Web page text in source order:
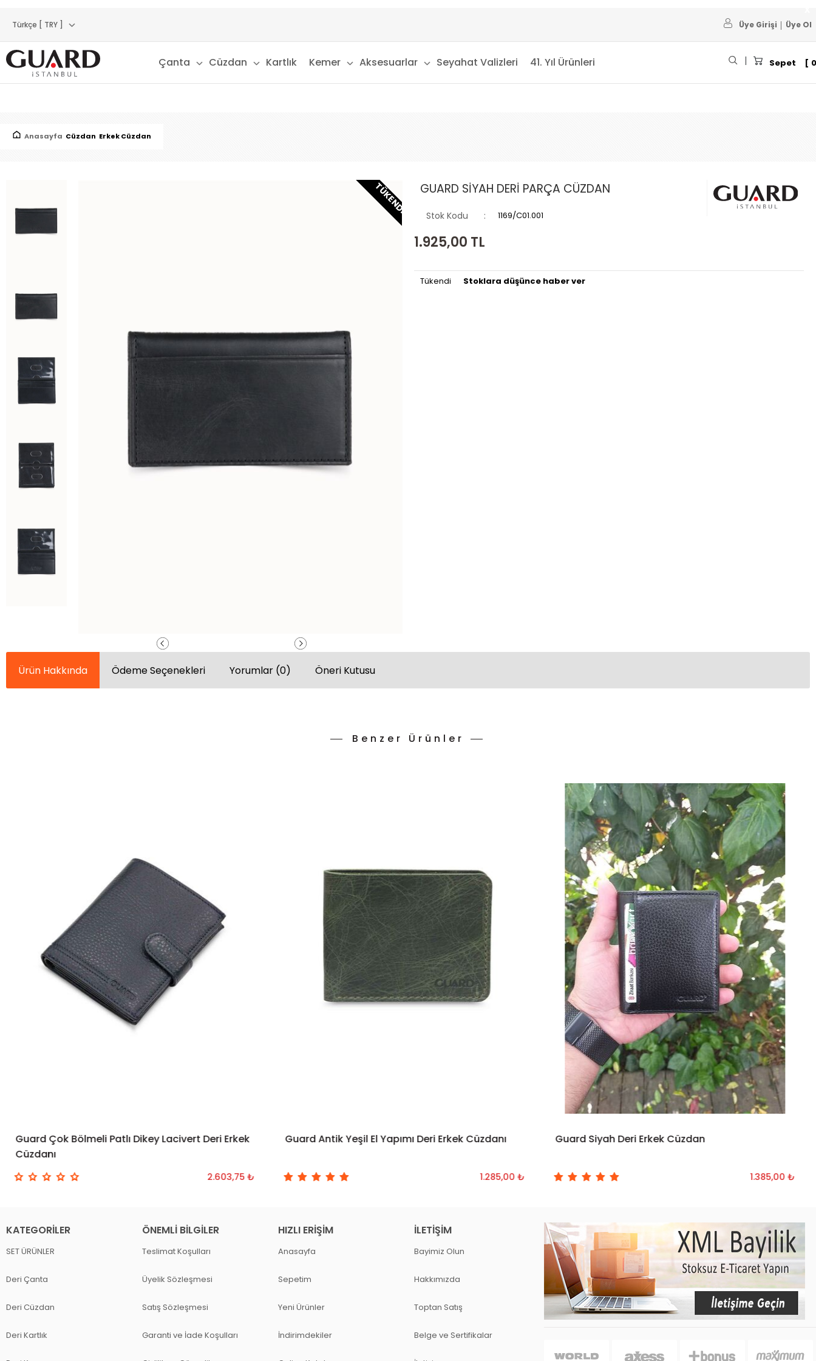
Türkçe [ TRY ] Üye Girişi Üye Ol
Çanta Cüzdan Kartlık Kemer Aksesuarlar Seyahat Valizleri 41. Yıl Ürünleri Sepet 0
Anasayfa Cüzdan Erkek Cüzdan
TÜKENDI GUARD SİYAH DERİ PARÇA CÜZDAN
Stok Kodu 1169/C01.001
1.925,00 TL
Tükendi Stoklara düşünce haber ver
Ürün Hakkında Ödeme Seçenekleri Yorumlar (0) Öneri Kutusu
Benzer Ürünler
SEPETE EKLE
Guard Çok Bölmeli Patlı Dikey Lacivert Deri Erkek
Cüzdanı
2.603,75 ₺
SEPETE EKLE
Guard Antik Yeşil El Yapımı Deri Erkek Cüzdanı
1.285,00 ₺
SEPETE EKLE
Guard Siyah Deri Erkek Cüzdan
1.385,00 ₺
KATEGORILER
SET ÜRÜNLER
Deri Çanta
Deri Cüzdan
Deri Kartlık
ÖNEMLI BILGILER
Teslimat Koşulları
Üyelik Sözleşmesi
Satış Sözleşmesi
Garanti ve İade Koşulları
HIZLI ERIŞIM
Anasayfa
Sepetim
Yeni Ürünler
İndirimdekiler
İLETIŞIM
Bayimiz Olun
Hakkımızda
Toptan Satış
Belge ve Sertifikalar